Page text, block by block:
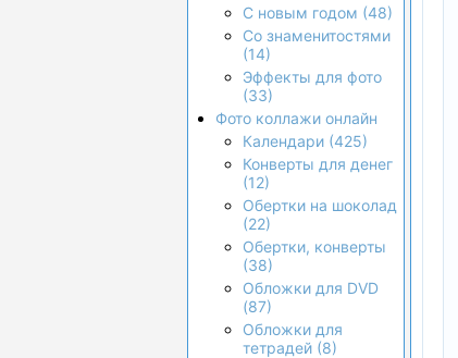
С новым годом (48)
Со знаменитостями
(14)
Эффекты для фото
(33)
Фото коллажи онлайн
Календари (425)
Конверты для денег
(12)
Обертки на шоколад
(22)
Обертки, конверты
(38)
Обложки для DVD
(87)
Обложки для
тетрадей (8)